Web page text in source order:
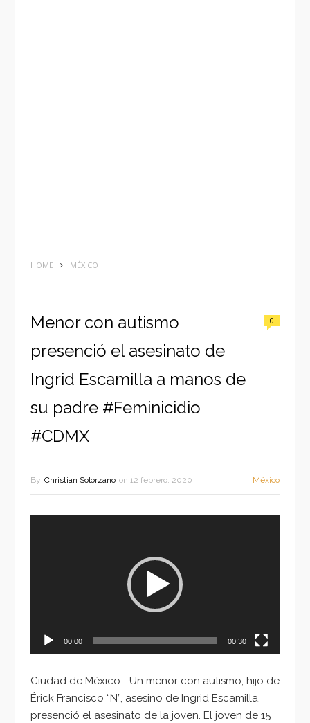
HOME MÉXICO
Menor con autismo
presenció el asesinato de
Ingrid Escamilla a manos de
su padre #Feminicidio
#CDMX
0
By Christian Solorzano on 12 febrero, 2020 México
00:00 00:30
Ciudad de México.- Un menor con autismo, hijo de
Érick Francisco “N”, asesino de Ingrid Escamilla,
presenció el asesinato de la joven. El joven de 15